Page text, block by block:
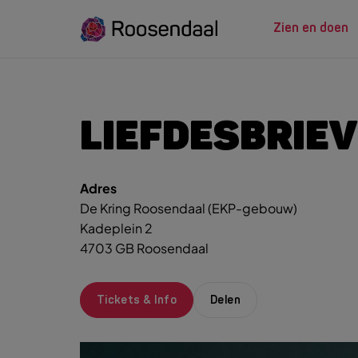
Zien en doen
ZIEN EN
Wandelen
Eten & Drinken
Plan je bezoek
LEREN
INTROosendaal
Adres
De Kring Roosendaal (EKP-gebouw)
Kadeplein 2
4703 GB Roosendaal
Tickets & Info Delen